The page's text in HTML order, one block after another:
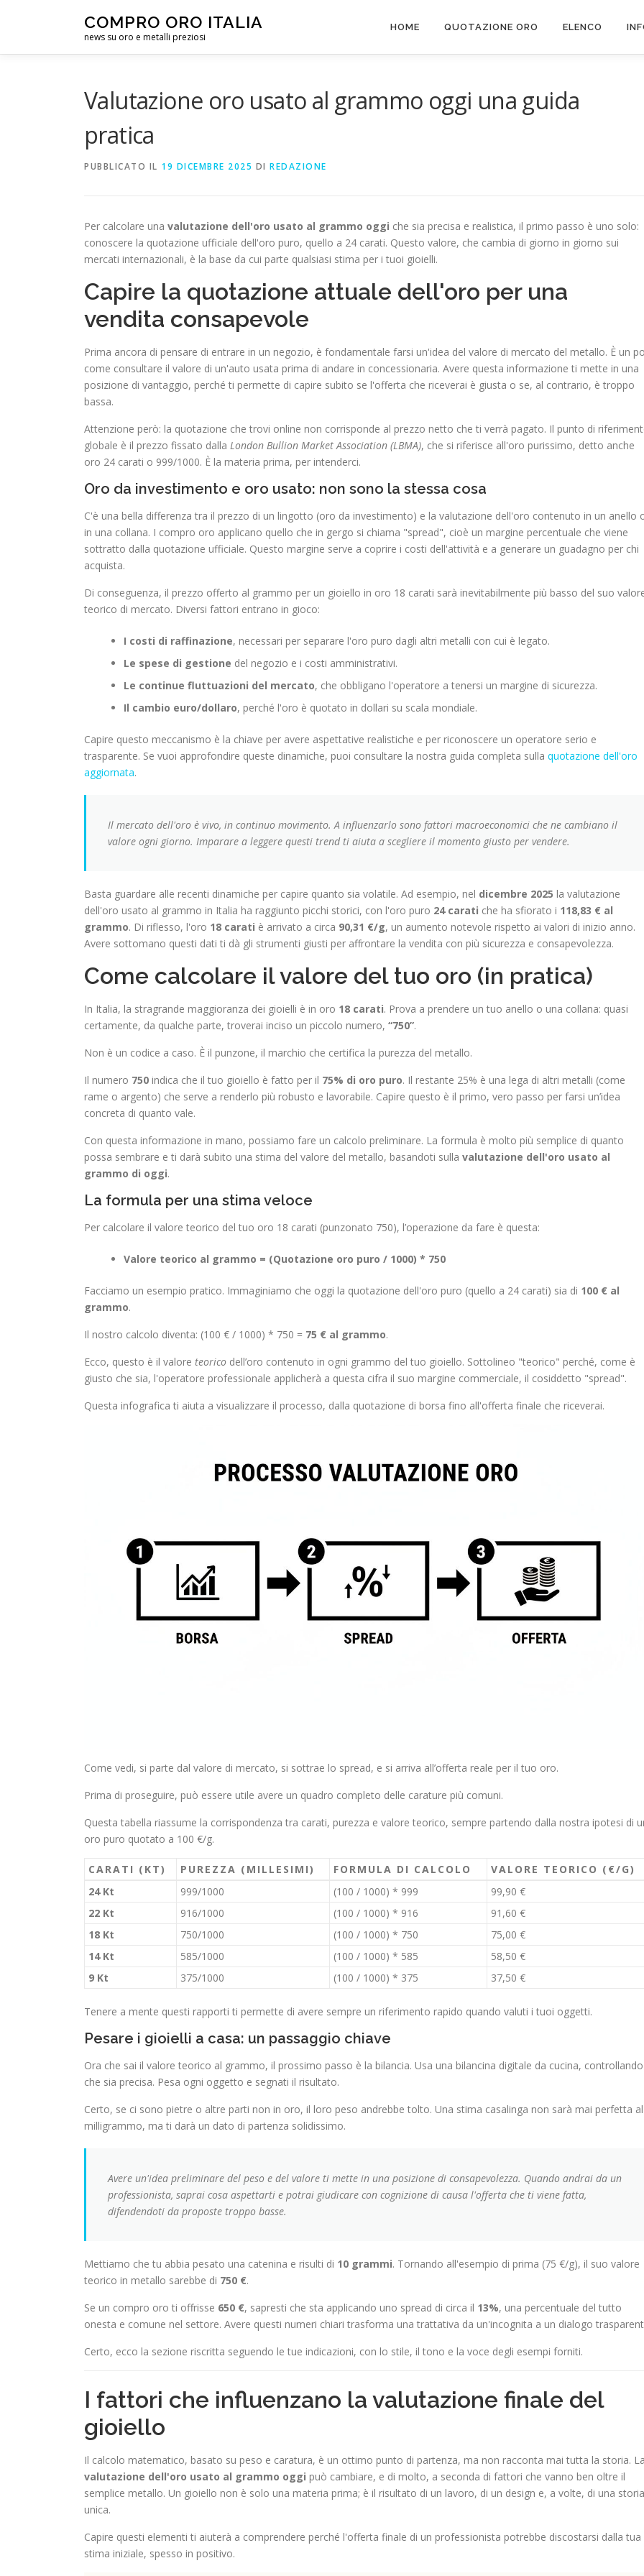
COMPRO ORO ITALIA
news su oro e metalli preziosi
HOME QUOTAZIONE ORO ELENCO
Valutazione oro usato al grammo oggi una guida
pratica
PUBBLICATO IL 19 DICEMBRE 2025 DI REDAZIONE
Per calcolare una valutazione dell'oro usato al grammo oggi che sia precisa e realistica, il primo passo è uno solo:
conoscere la quotazione ufficiale dell'oro puro, quello a 24 carati. Questo valore, che cambia di giorno in giorno sui
mercati internazionali, è la base da cui parte qualsiasi stima per i tuoi gioielli.
Capire la quotazione attuale dell'oro per una
vendita consapevole
Prima ancora di pensare di entrare in un negozio, è fondamentale farsi un'idea del valore di mercato del metallo. È un
come consultare il valore di un'auto usata prima di andare in concessionaria. Avere questa informazione ti mette in una
posizione di vantaggio, perché ti permette di capire subito se l'offerta che riceverai è giusta o se, al contrario, è troppo
bassa.
Attenzione però: la quotazione che trovi online non corrisponde al prezzo netto che ti verrà pagato. Il punto di
globale è il prezzo fissato dalla London Bullion Market Association (LBMA), che si riferisce all'oro purissimo, detto anche
oro 24 carati o 999/1000. È la materia prima, per intenderci.
Oro da investimento e oro usato: non sono la stessa cosa
C'è una bella differenza tra il prezzo di un lingotto (oro da investimento) e la valutazione dell'oro contenuto in un anello
in una collana. I compro oro applicano quello che in gergo si chiama "spread", cioè un margine percentuale che viene
sottratto dalla quotazione ufficiale. Questo margine serve a coprire i costi dell'attività e a generare un guadagno per chi
acquista.
Di conseguenza, il prezzo offerto al grammo per un gioiello in oro 18 carati sarà inevitabilmente più basso del suo
teorico di mercato. Diversi fattori entrano in gioco:
I costi di raffinazione, necessari per separare l'oro puro dagli altri metalli con cui è legato.
Le spese di gestione del negozio e i costi amministrativi.
Le continue fluttuazioni del mercato, che obbligano l'operatore a tenersi un margine di sicurezza.
Il cambio euro/dollaro, perché l'oro è quotato in dollari su scala mondiale.
Capire questo meccanismo è la chiave per avere aspettative realistiche e per riconoscere un operatore serio e
trasparente. Se vuoi approfondire queste dinamiche, puoi consultare la nostra guida completa sulla quotazione dell'oro
aggiornata.
Il mercato dell'oro è vivo, in continuo movimento. A influenzarlo sono fattori macroeconomici che ne cambiano il
valore ogni giorno. Imparare a leggere questi trend ti aiuta a scegliere il momento giusto per vendere.
Basta guardare alle recenti dinamiche per capire quanto sia volatile. Ad esempio, nel dicembre 2025 la valutazione
dell'oro usato al grammo in Italia ha raggiunto picchi storici, con l'oro puro 24 carati che ha sfiorato i 118,83 € al
grammo. Di riflesso, l'oro 18 carati è arrivato a circa 90,31 €/g, un aumento notevole rispetto ai valori di inizio anno.
Avere sottomano questi dati ti dà gli strumenti giusti per affrontare la vendita con più sicurezza e consapevolezza.
Come calcolare il valore del tuo oro (in pratica)
In Italia, la stragrande maggioranza dei gioielli è in oro 18 carati. Prova a prendere un tuo anello o una collana: quasi
certamente, da qualche parte, troverai inciso un piccolo numero, “750”.
Non è un codice a caso. È il punzone, il marchio che certifica la purezza del metallo.
Il numero 750 indica che il tuo gioiello è fatto per il 75% di oro puro. Il restante 25% è una lega di altri metalli (come
rame o argento) che serve a renderlo più robusto e lavorabile. Capire questo è il primo, vero passo per farsi un’idea
concreta di quanto vale.
Con questa informazione in mano, possiamo fare un calcolo preliminare. La formula è molto più semplice di quanto
possa sembrare e ti darà subito una stima del valore del metallo, basandoti sulla valutazione dell'oro usato al
grammo di oggi.
La formula per una stima veloce
Per calcolare il valore teorico del tuo oro 18 carati (punzonato 750), l’operazione da fare è questa:
Valore teorico al grammo = (Quotazione oro puro / 1000) * 750
Facciamo un esempio pratico. Immaginiamo che oggi la quotazione dell'oro puro (quello a 24 carati) sia di 100 € al
grammo.
Il nostro calcolo diventa: (100 € / 1000) * 750 = 75 € al grammo.
Ecco, questo è il valore teorico dell’oro contenuto in ogni grammo del tuo gioiello. Sottolineo "teorico" perché, come è
giusto che sia, l'operatore professionale applicherà a questa cifra il suo margine commerciale, il cosiddetto "spread".
Questa infografica ti aiuta a visualizzare il processo, dalla quotazione di borsa fino all'offerta finale che riceverai.
Come vedi, si parte dal valore di mercato, si sottrae lo spread, e si arriva all’offerta reale per il tuo oro.
Prima di proseguire, può essere utile avere un quadro completo delle carature più comuni.
Questa tabella riassume la corrispondenza tra carati, purezza e valore teorico, sempre partendo dalla nostra ipotesi di
oro puro quotato a 100 €/g.
CARATI (KT) PUREZZA (MILLESIMI) FORMULA DI CALCOLO
VALORE TEORICO (€/G)
24 Kt
999/1000 (100 / 1000) * 999
99,90 €
22 Kt
916/1000 (100 / 1000) * 916
91,60 €
18 Kt
750/1000 (100 / 1000) * 750
75,00 €
14 Kt
585/1000 (100 / 1000) * 585
58,50 €
9 Kt
375/1000 (100 / 1000) * 375 37,50 €
Tenere a mente questi rapporti ti permette di avere sempre un riferimento rapido quando valuti i tuoi oggetti.
Pesare i gioielli a casa: un passaggio chiave
Ora che sai il valore teorico al grammo, il prossimo passo è la bilancia. Usa una bilancina digitale da cucina, controllando
che sia precisa. Pesa ogni oggetto e segnati il risultato.
Certo, se ci sono pietre o altre parti non in oro, il loro peso andrebbe tolto. Una stima casalinga non sarà mai perfetta al
milligrammo, ma ti darà un dato di partenza solidissimo.
Avere un'idea preliminare del peso e del valore ti mette in una posizione di consapevolezza. Quando andrai da un
professionista, saprai cosa aspettarti e potrai giudicare con cognizione di causa l'offerta che ti viene fatta,
difendendoti da proposte troppo basse.
Mettiamo che tu abbia pesato una catenina e risulti di 10 grammi. Tornando all'esempio di prima (75 €/g), il suo valore
teorico in metallo sarebbe di 750 €.
Se un compro oro ti offrisse 650 €, sapresti che sta applicando uno spread di circa il 13%, una percentuale del tutto
onesta e comune nel settore. Avere questi numeri chiari trasforma una trattativa da un'incognita a un dialogo
Certo, ecco la sezione riscritta seguendo le tue indicazioni, con lo stile, il tono e la voce degli esempi forniti.
I fattori che influenzano la valutazione finale del
gioiello
Il calcolo matematico, basato su peso e caratura, è un ottimo punto di partenza, ma non racconta mai tutta la storia.
valutazione dell'oro usato al grammo oggi può cambiare, e di molto, a seconda di fattori che vanno ben oltre il
semplice metallo. Un gioiello non è solo una materia prima; è il risultato di un lavoro, di un design e, a volte, di una storia
unica.
Capire questi elementi ti aiuterà a comprendere perché l'offerta finale di un professionista potrebbe discostarsi dalla tua
stima iniziale, spesso in positivo.